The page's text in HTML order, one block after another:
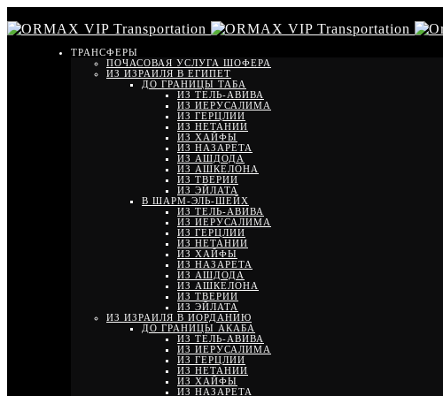
ТРАНСФЕРЫ
ПОЧАСОВАЯ УСЛУГА ШОФЕРА
ИЗ ИЗРАИЛЯ В ЕГИПЕТ
ДО ГРАНИЦЫ ТАБА
ИЗ ТЕЛЬ-АВИВА
ИЗ ИЕРУСАЛИМА
ИЗ ГЕРЦЛИИ
ИЗ НЕТАНИИ
ИЗ ХАЙФЫ
ИЗ НАЗАРЕТА
ИЗ АШДОДА
ИЗ АШКЕЛОНА
ИЗ ТВЕРИИ
ИЗ ЭЙЛАТА
В ШАРМ-ЭЛЬ-ШЕЙХ
ИЗ ТЕЛЬ-АВИВА
ИЗ ИЕРУСАЛИМА
ИЗ ГЕРЦЛИИ
ИЗ НЕТАНИИ
ИЗ ХАЙФЫ
ИЗ НАЗАРЕТА
ИЗ АШДОДА
ИЗ АШКЕЛОНА
ИЗ ТВЕРИИ
ИЗ ЭЙЛАТА
ИЗ ИЗРАИЛЯ В ИОРДАНИЮ
ДО ГРАНИЦЫ АКАБА
ИЗ ТЕЛЬ-АВИВА
ИЗ ИЕРУСАЛИМА
ИЗ ГЕРЦЛИИ
ИЗ НЕТАНИИ
ИЗ ХАЙФЫ
ИЗ НАЗАРЕТА